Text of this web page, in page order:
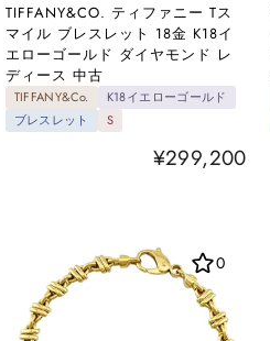
TIFFANY&CO. ティファニー Tス
マイル ブレスレット 18金 K18イ
エローゴールド ダイヤモンド レ
ディース 中古
TIFFANY&Co.
K18イエローゴールド
ブレスレット
S
¥299,200
0